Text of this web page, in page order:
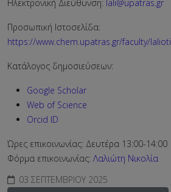
Ηλεκτρονική Διεύθυνση: lali@upatras.gr
Προσωπική Ιστοσελίδα:
https://www.chem.upatras.gr/faculty/lalioti
Κατάλογος δημοσιεύσεων:
Google Scholar
Web of Science
Orcid ID
Ώρες επικοινωνίας: Δευτέρα 13:00-14:00
Φόρμα επικοινωνίας: Λαλιώτη Νικολία
03 ΣΕΠΤΕΜΒΡΊΟΥ 2025